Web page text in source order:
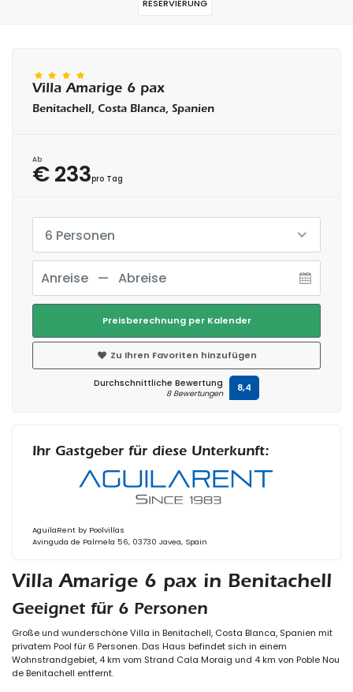
RESERVIERUNG
Villa Amarige 6 pax in Benitachell
Geeignet für 6 Personen
Große und wunderschöne Villa in Benitachell, Costa Blanca, Spanien mit
privatem Pool für 6 Personen. Das Haus befindet sich in einem
Wohnstrandgebiet, 4 km vom Strand Cala Moraig und 4 km von Poble Nou
de Benitachell entfernt.
Villa Amarige 6 pax
Benitachell, Costa Blanca, Spanien
Ab
€ 233pro Tag
6 Personen
Preisberechnung per Kalender
Zu Ihren Favoriten hinzufügen
Durchschnittliche Bewertung
8 Bewertungen 8,4
Ihr Gastgeber für diese Unterkunft:
AguilaRent by Poolvillas
Avinguda de Palmela 56, 03730 Javea, Spain